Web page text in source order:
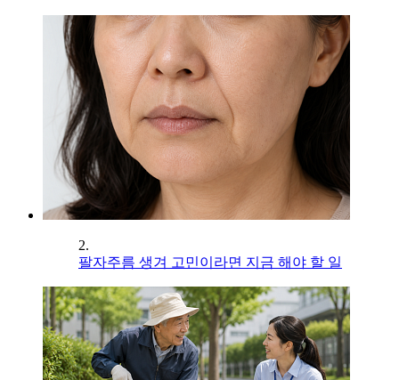
2.
팔자주름 생겨 고민이라면 지금 해야 할 일